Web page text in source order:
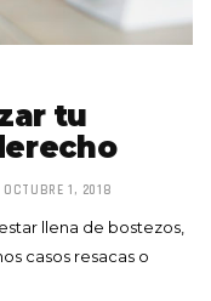
tu
OCTUBRE 1, 2018
llena de bostezos,
casos resacas o